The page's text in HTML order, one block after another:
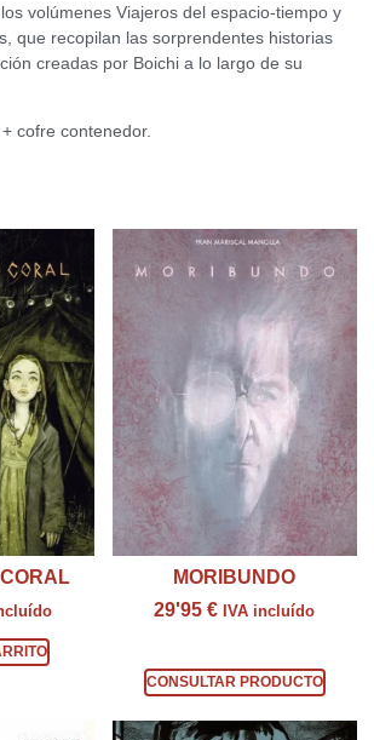
volúmenes Viajeros del espacio-tiempo y
que recopilan las sorprendentes historias
creadas por Boichi a lo largo de su
cofre contenedor.
MORIBUNDO
29'95€ IVA incluído
CONSULTAR PRODUCTO